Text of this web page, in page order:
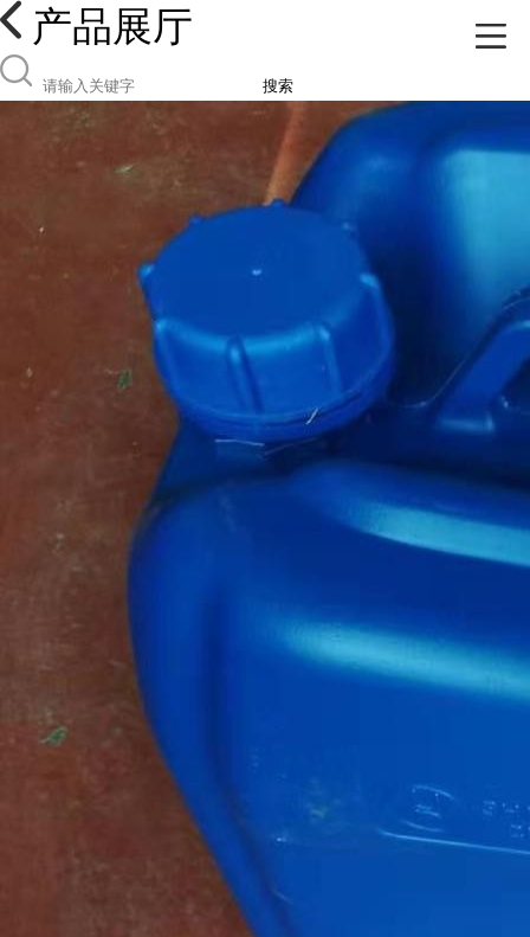
产品展厅
搜索